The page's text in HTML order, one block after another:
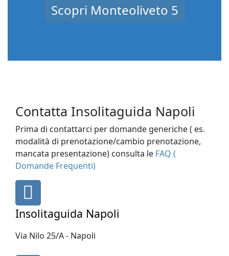
Scopri Monteoliveto 5
Contatta Insolitaguida Napoli
Prima di contattarci per domande generiche ( es.
modalità di prenotazione/cambio prenotazione,
mancata presentazione) consulta le FAQ (
Domande Frequenti)
fas
map-
marker
Insolitaguida Napoli
Via Nilo 25/A - Napoli